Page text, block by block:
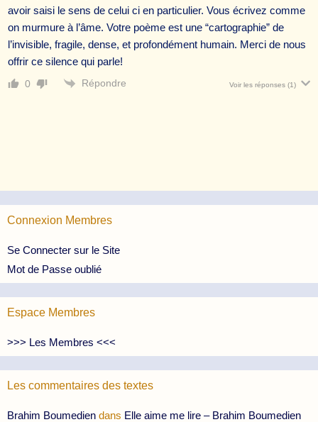
avoir saisi le sens de celui ci en particulier. Vous écrivez comme
on murmure à l’âme. Votre poème est une “cartographie” de
l’invisible, fragile, dense, et profondément humain. Merci de nous
offrir ce silence qui parle!
0 Répondre Voir les réponses (1)
Connexion Membres
Se Connecter sur le Site
Mot de Passe oublié
Espace Membres
>>> Les Membres <<<
Les commentaires des textes
Brahim Boumedien dans Elle aime me lire – Brahim Boumedien